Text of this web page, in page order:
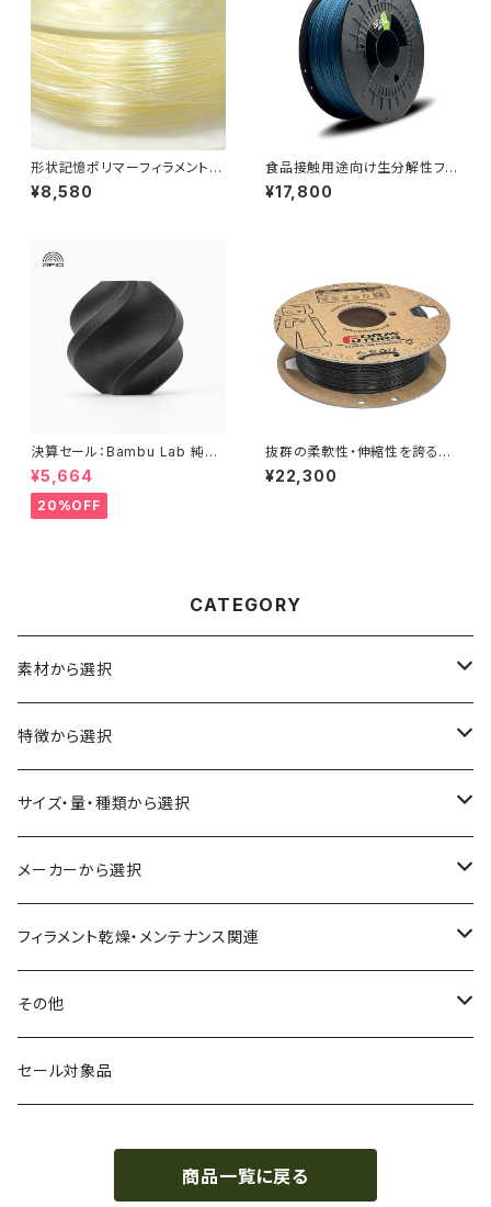
形状記憶ポリマーフィラメント
『SMP55』
¥8,580
食品接触用途向け生分解性フィ
ラメント『NonOilen』
¥17,800
決算セール：Bambu Lab 純正
『PETG-CF』
¥5,664
20%OFF
抜群の柔軟性・伸縮性を誇るTP
Cフィラメント『FlexiFil TPC 3
0D』
¥22,300
CATEGORY
素材から選択
ABS
ASA（アクリル・スチレン・アクリロニトリル）
CA（セルロース アセテート）
CPE（コポリエステル）
HIPS（スチレン系樹脂）
HTPLA
PA（ナイロン）
特徴から選択
食品対応
導電性
磁性
絶縁性
静電気放電（ESD）
アレルギー物質フリー
サイズ・量・種類から選択
お試し用少量サンプル
フィラメント径：1.75mm
フィラメント径：2.85mm
スプール単位
Bambuコイル対応
メーカーから選択
3D BROOKLYN
3DFuel
3DLAC
フィラメント乾燥・メンテナンス関連
フィラメント乾燥機
クリーニング
その他
交換用スプール
セール対象品
商品一覧に戻る